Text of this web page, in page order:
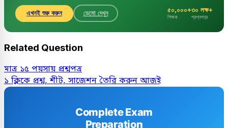
এখনই শুরু করুন ডেমো দেখুন ৫০,০০০+
শিক্ষক
৩০ লক্ষ+
প্রশ্নপত্র
Related Question
মাত্র ১৫ পয়সায় প্রশ্নপত্র
১ ক্লিকে প্রশ্ন, শীট, সাজেশন তৈরি করুন আজই
Complete Exam
Preparation